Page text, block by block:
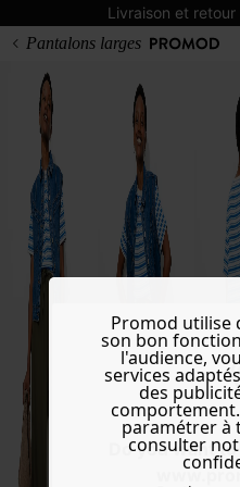
Livraison et
Do you want
Pantalons larges
Promod utilise
son bon
l'audience,
services
des
paramétrer à
consulter